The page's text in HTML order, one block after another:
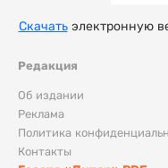
Редакция
Об издании
Реклама
Политика
Контакты
Скачатьэлектронную